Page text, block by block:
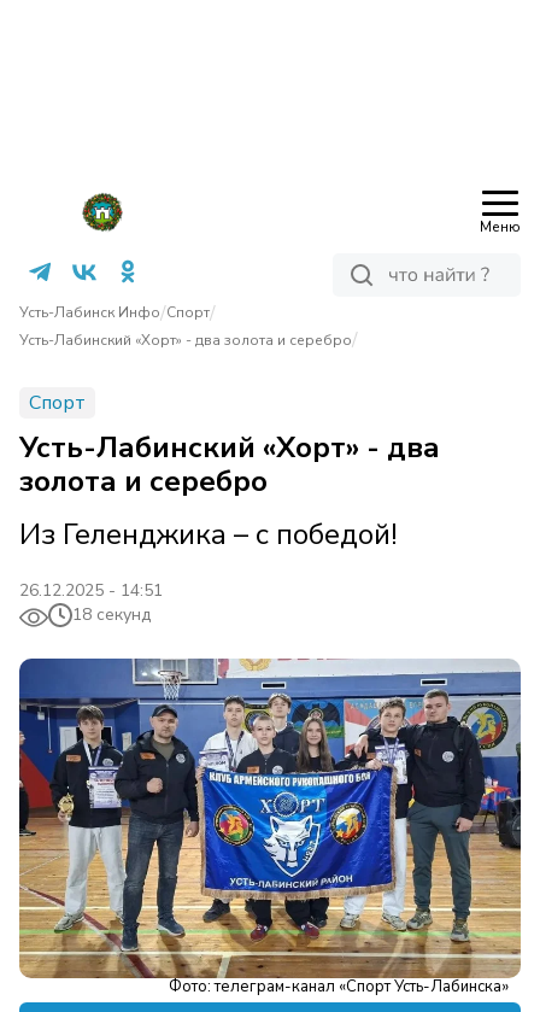
Меню
Усть-Лабинск Инфо/Спорт/
Усть-Лабинский «Хорт» - два золота и серебро/
Спорт
Усть-Лабинский «Хорт» - два
золота и серебро
Из Геленджика – с победой!
26.12.2025 - 14:51
18 секунд
Фото: телеграм-канал «Спорт Усть-Лабинска»